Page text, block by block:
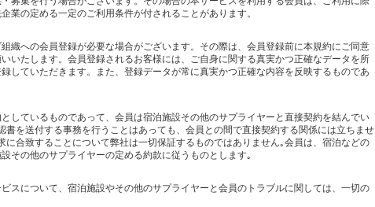
業の定める一定のご利用条件が付されることがあります。
織への会員登録が必要な場合がございます。その際は、会員登録前に本規約にご同意
いたします。会員登録されるお客様には、ご自身に関する真実かつ正確なデータを所
していただきます。また、登録データが常に真実かつ正確な内容を反映するものであ
しているものであって、会員は宿泊施設その他のサプライヤーと直接契約を結んでい
書を送付する事務を行うことはあっても、会員との間で直接契約する関係には立ちませ
に合致することについて弊社は一切保証するものではありません｡会員は、宿泊などの
その他のサプライヤーの定める約款に従うものとします｡
スについて、宿泊施設やその他のサプライヤーと会員のトラブルに関しては、一切の